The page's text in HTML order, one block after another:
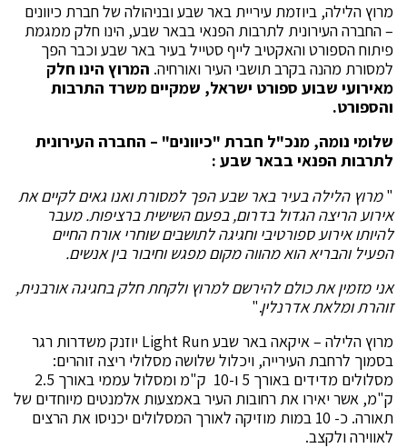
מרוץ הלילה, ביוזמת עיריית באר שבע ובניהולה של חברת כיוונים
– החברה העירונית לתרבות הפנאי בבאר שבע, הינו חלק ממגמת
פיתוח הספורט והאקטיב לייף סטייל בעיר באר שבע וכבר הפך
למסורת מהנה בקרב תושבי העיר ואורחיה. המרוץ הינו חלק
מאירועי שבוע ספורט ישראל, שמקיים משרד התרבות
והספורט.
שלומי נומה, מנכ"ל חברת "כיוונים" – החברה העירונית
לתרבות הפנאי בבאר שבע :
"מרוץ הלילה בעיר באר שבע הפך למסורת ואנו גאים לקיים את
אירוע הריצה הגדול בדרום, בפעם השישית ברציפות. מעבר
להיותו אירוע ספורטיבי וחגיגה לתושבים שוחרי אורח החיים
הפעיל והבריא הוא מהווה מקום מפגש וחיבור בין אנשים.
אני מזמין את כולם להירשם למרוץ ולקחת חלק בחגיגה אורבנית,
זוהרת ומלאת אדרנלין."
מרוץ הלילה – איקאה באר שבע Light Run יוזנק משדרות רגר
בסמוך לרחבת העירייה, ויכלול שלושה מסלולי ריצה זוהרים:
מסלולים מדידים באורך 5 ו-10 ק"מ ומסלול עממי באורך 2.5
ק"מ, אשר יאירו את רחובות העיר באמצעות אלמנטים מיוחדים של
תאורה. כ- 10 במות מוזיקה לאורך המסלולים יכניסו את הרצים
לאווירה ולקצב.